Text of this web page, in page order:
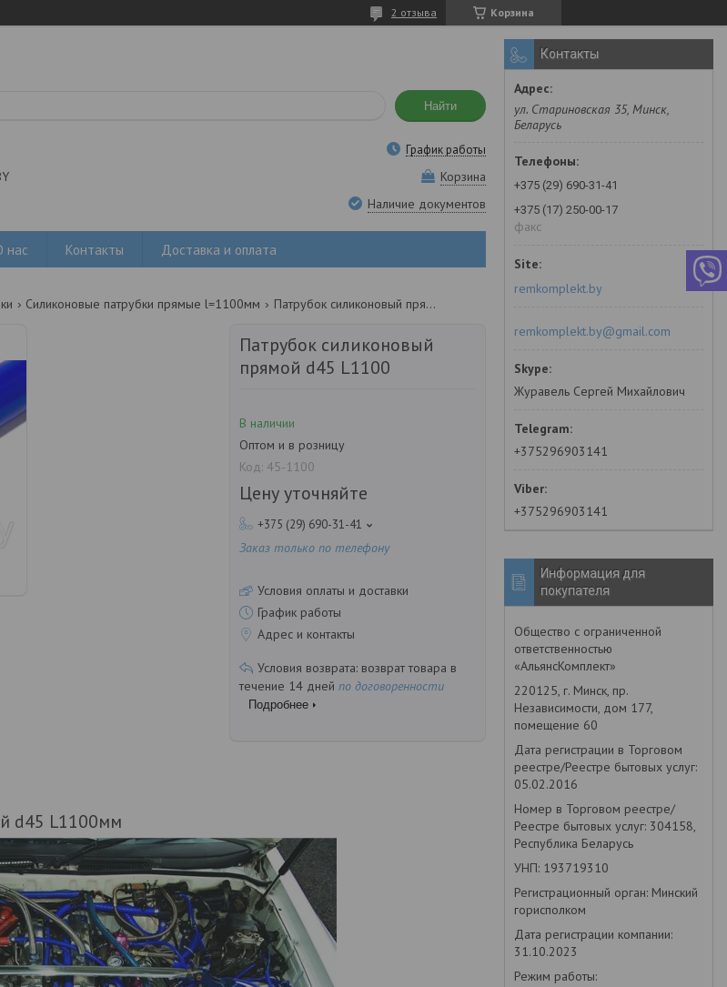
Корзина
2 отзыва
Найти
График работы
Корзина
Наличие документов
нас Контакты Доставка и оплата
Силиконовые патрубки прямые l=1100мм Патрубок силиконовый прямой d45 l1100
Патрубок силиконовый
прямой d45 L1100
В наличии
Оптом и в розницу
Код: 45-1100
Цену уточняйте
+375 (29) 690-31-41
Заказ только по телефону
Условия оплаты и доставки
График работы
Адрес и контакты
возврат товара в
течение 14 дней по договоренности
Подробнее
d45 L1100мм
Контакты
ул. Стариновская 35, Минск,
Беларусь
+375 (29) 690-31-41
+375 (17) 250-00-17
факс
remkomplekt.by
remkomplekt.by@gmail.com
Журавель Сергей Михайлович
+375296903141
+375296903141
Информация для
покупателя
Общество с ограниченной
ответственностью
«АльянсКомплект»
220125, г. Минск, пр.
Независимости, дом 177,
помещение 60
Дата регистрации в Торговом
реестре/Реестре бытовых услуг:
05.02.2016
Номер в Торговом реестре/
Реестре бытовых услуг: 304158,
Республика Беларусь
УНП: 193719310
Регистрационный орган: Минский
горисполком
Дата регистрации компании:
31.10.2023
Режим работы: